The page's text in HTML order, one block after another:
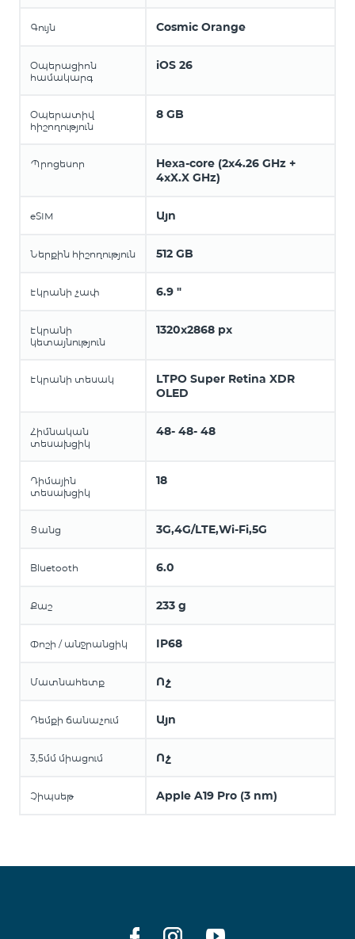
Գույն Cosmic Orange
Օպերացիոն
համակարգ
iOS 26
Օպերատիվ
հիշողություն
8 GB
Պրոցեսոր
Hexa-core (2x4.26 GHz +
4xX.X GHz)
eSIM Այո
Ներքին հիշողություն 512 GB
Էկրանի չափ 6.9 "
Էկրանի
կետայնություն
1320x2868 px
Էկրանի տեսակ
LTPO Super Retina XDR
OLED
Հիմնական
տեսախցիկ
48- 48- 48
Դիմային
տեսախցիկ
18
Ցանց 3G,4G/LTE,Wi-Fi,5G
Bluetooth 6.0
Քաշ 233 g
Փոշի / անջրանցիկ IP68
Մատնահետք Ոչ
Դեմքի ճանաչում Այո
3,5մմ միացում Ոչ
Չիպսեթ Apple A19 Pro (3 nm)